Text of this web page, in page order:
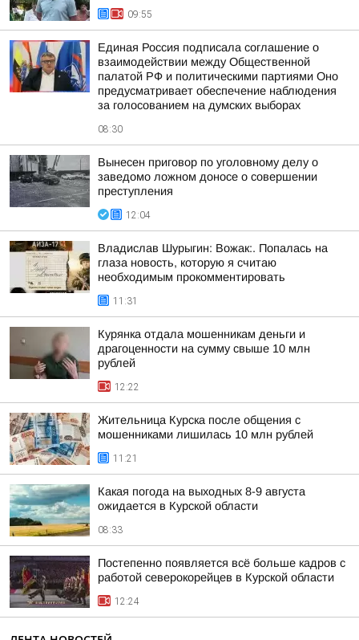
09:55
Единая Россия подписала соглашение о
взаимодействии между Общественной
палатой РФ и политическими партиями Оно
предусматривает обеспечение наблюдения
за голосованием на думских выборах
08:30
Вынесен приговор по уголовному делу о
заведомо ложном доносе о совершении
преступления
12:04
Владислав Шурыгин: Вожак:. Попалась на
глаза новость, которую я считаю
необходимым прокомментировать
11:31
Курянка отдала мошенникам деньги и
драгоценности на сумму свыше 10 млн
рублей
12:22
Жительница Курска после общения с
мошенниками лишилась 10 млн рублей
11:21
Какая погода на выходных 8-9 августа
ожидается в Курской области
08:33
Постепенно появляется всё больше кадров с
работой северокорейцев в Курской области
12:24